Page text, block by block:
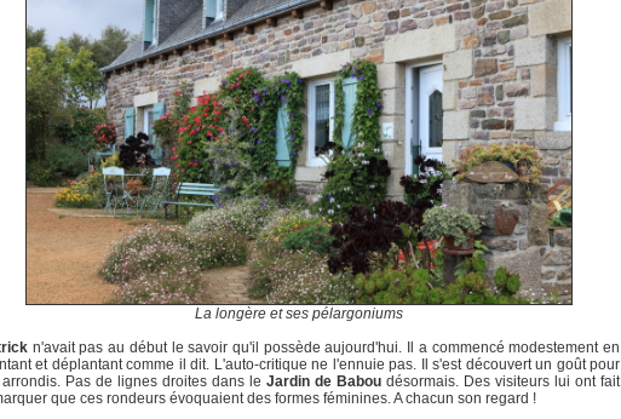
La longère et ses pélargoniums
n'avait pas au début le savoir qu'il possède aujourd'hui. Il a commencé modestement en
et déplantant comme il dit. L'auto-critique ne l'ennuie pas. Il s'est découvert un goût pour
arrondis. Pas de lignes droites dans le Jardin de Babou désormais. Des visiteurs lui ont fait
que ces rondeurs évoquaient des formes féminines. A chacun son regard !